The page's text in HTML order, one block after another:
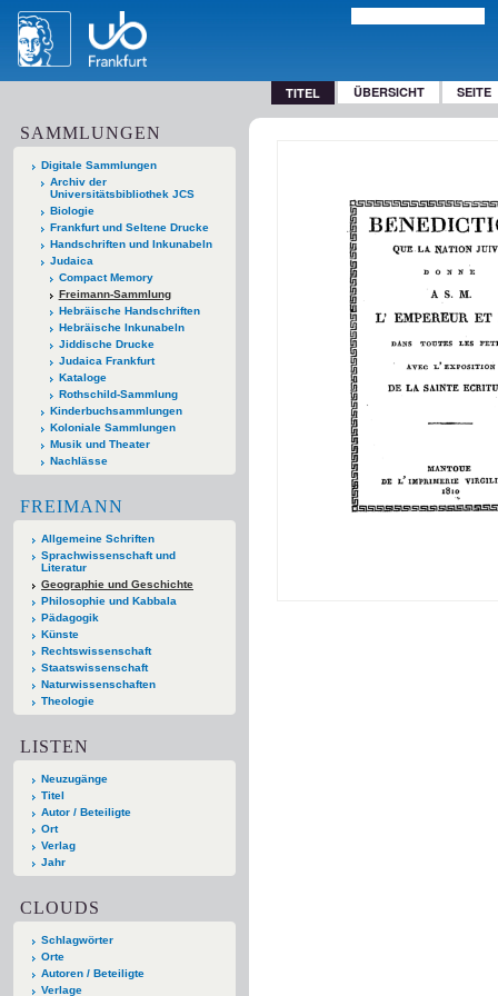
TITEL ÜBERSICHT SEITE
SAMMLUNGEN
Digitale Sammlungen
Archiv der
Universitätsbibliothek JCS
Biologie
Frankfurt und Seltene Drucke
Handschriften und Inkunabeln
Judaica
Compact Memory
Freimann-Sammlung
Hebräische Handschriften
Hebräische Inkunabeln
Jiddische Drucke
Judaica Frankfurt
Kataloge
Rothschild-Sammlung
Kinderbuchsammlungen
Koloniale Sammlungen
Musik und Theater
Nachlässe
FREIMANN
Allgemeine Schriften
Sprachwissenschaft und
Literatur
Geographie und Geschichte
Philosophie und Kabbala
Pädagogik
Künste
Rechtswissenschaft
Staatswissenschaft
Naturwissenschaften
Theologie
LISTEN
Neuzugänge
Titel
Autor / Beteiligte
Ort
Verlag
Jahr
CLOUDS
Schlagwörter
Orte
Autoren / Beteiligte
Verlage